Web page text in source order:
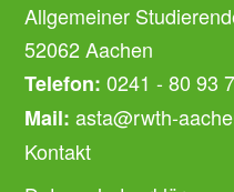
Allgemeiner
52062 Aachen
Telefon: 0241 - 80 93
Mail: asta@rwth-
Kontakt